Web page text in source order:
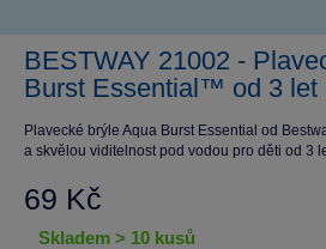
BESTWAY 21002 -
Burst Essential™ od 3 let
Plavecké brýle Aqua Burst Essential od
a skvělou viditelnost pod vodou pro děti od 3
69 Kč
skladem > 10 kusů